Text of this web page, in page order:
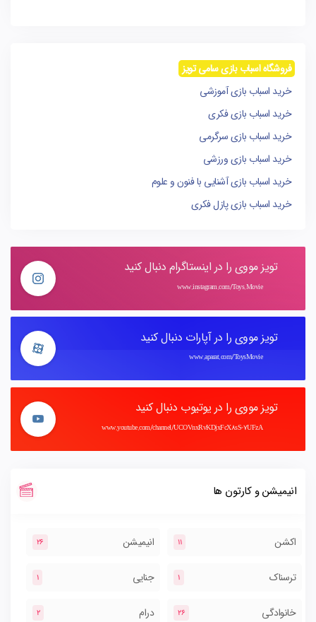
فروشگاه اسباب بازی سامی تویز
خرید اسباب بازی آموزشی
خرید اسباب بازی فکری
خرید اسباب بازی سرگرمی
خرید اسباب بازی ورزشی
خرید اسباب بازی آشنایی با فنون و علوم
خرید اسباب بازی پازل فکری
تویز مووی را در اینستاگرام دنبال کنید
www.instagram.com/Toys.Movie
تویز مووی را در آپارات دنبال کنید
www.aparat.com/ToysMovie
تویز مووی را در یوتیوب دنبال کنید
www.youtube.com/channel/UCOVnxRvKDjxFcX8sS-7UFzA
انیمیشن و کارتون ها
اکشن 11 انیمیشن 26
ترسناک 1 جنایی 1
خانوادگی 26 درام 2